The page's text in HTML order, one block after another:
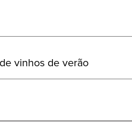
vinhos de verão